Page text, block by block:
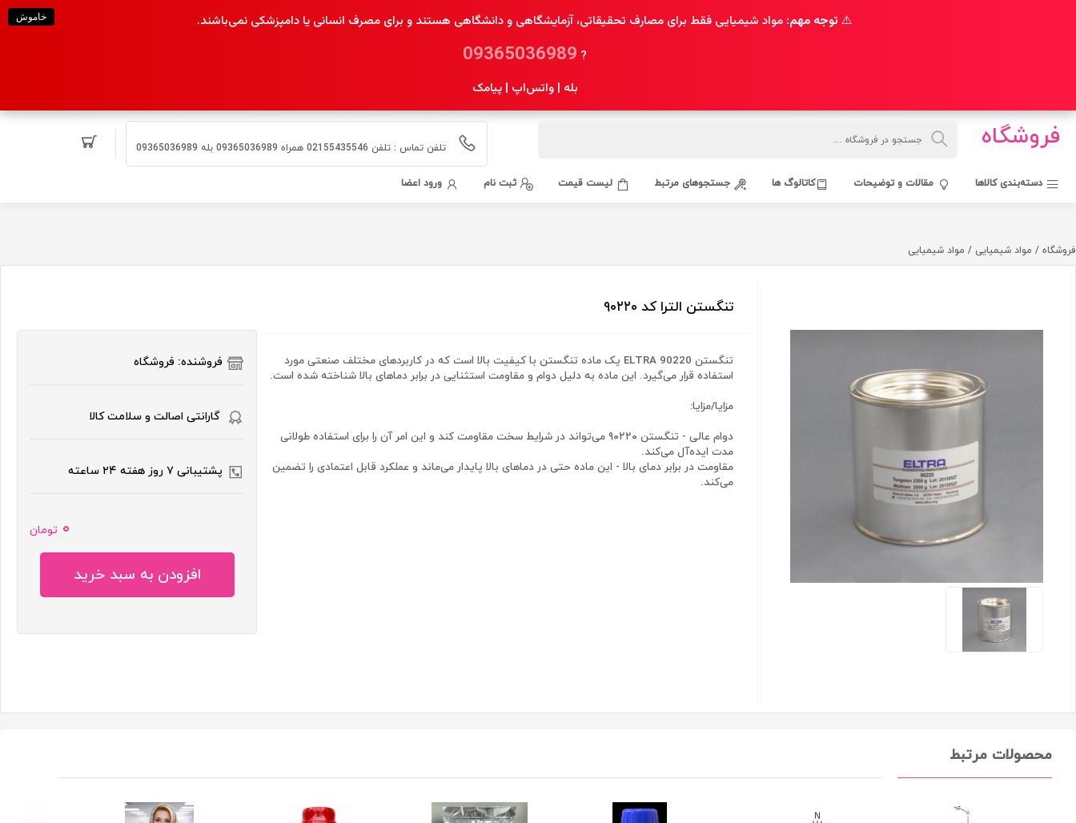
خاموش ⚠️ توجه مهم: مواد شیمیایی فقط برای مصارف تحقیقاتی، آزمایشگاهی و دانشگاهی هستند و برای مصرف انسانی یا دامپزشکی نمی‌باشند.
?
09365036989
بله | واتس‌اپ | پیامک
فروشگاه تلفن تماس : تلفن 02155435546 همراه 09365036989 بله 09365036989
دسته‌بندی کالاها مقالات و توضیحات کاتالوگ ها جستجوهای مرتبط لیست قیمت ثبت نام ورود اعضا
فروشگاه / مواد شیمیایی / مواد شیمیایی
تنگستن الترا کد ۹۰۲۲۰
تنگستن ELTRA 90220 یک ماده تنگستن با کیفیت بالا است که در کاربردهای مختلف صنعتی مورد
استفاده قرار می‌گیرد. این ماده به دلیل دوام و مقاومت استثنایی در برابر دماهای بالا شناخته شده است.
مزایا/مزایا:
دوام عالی - تنگستن ۹۰۲۲۰ می‌تواند در شرایط سخت مقاومت کند و این امر آن را برای استفاده طولانی
مدت ایده‌آل می‌کند.
مقاومت در برابر دمای بالا - این ماده حتی در دماهای بالا پایدار می‌ماند و عملکرد قابل اعتمادی را تضمین
می‌کند.
فروشنده: فروشگاه
گارانتی اصالت و سلامت کالا
پشتیبانی ۷ روز هفته ۲۴ ساعته
۰ تومان
افزودن به سبد خرید
محصولات مرتبط